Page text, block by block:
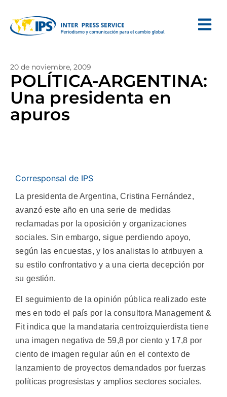
20 de noviembre, 2009
POLÍTICA-ARGENTINA:
Una presidenta en
apuros
Corresponsal de IPS
La presidenta de Argentina, Cristina Fernández,
avanzó este año en una serie de medidas
reclamadas por la oposición y organizaciones
sociales. Sin embargo, sigue perdiendo apoyo,
según las encuestas, y los analistas lo atribuyen a
su estilo confrontativo y a una cierta decepción por
su gestión.
El seguimiento de la opinión pública realizado este
mes en todo el país por la consultora Management &
Fit indica que la mandataria centroizquierdista tiene
una imagen negativa de 59,8 por ciento y 17,8 por
ciento de imagen regular aún en el contexto de
lanzamiento de proyectos demandados por fuerzas
políticas progresistas y amplios sectores sociales.